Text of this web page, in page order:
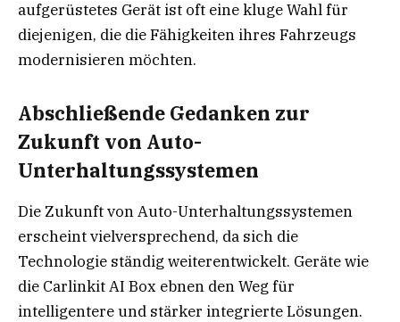
aufgerüstetes Gerät ist oft eine kluge Wahl für
diejenigen, die die Fähigkeiten ihres Fahrzeugs
modernisieren möchten.
Abschließende Gedanken zur
Zukunft von Auto-
Unterhaltungssystemen
Die Zukunft von Auto-Unterhaltungssystemen
erscheint vielversprechend, da sich die
Technologie ständig weiterentwickelt. Geräte wie
die Carlinkit AI Box ebnen den Weg für
intelligentere und stärker integrierte Lösungen.